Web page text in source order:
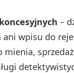
–
wpisu do
mienia,